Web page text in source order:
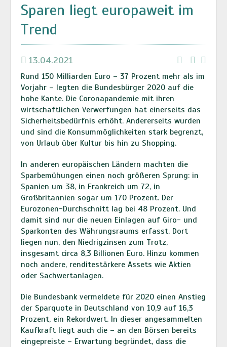
Sparen liegt europaweit im
Trend
13.04.2021
Rund 150 Milliarden Euro – 37 Prozent mehr als im
Vorjahr – legten die Bundesbürger 2020 auf die
hohe Kante. Die Coronapandemie mit ihren
wirtschaftlichen Verwerfungen hat einerseits das
Sicherheitsbedürfnis erhöht. Andererseits wurden
und sind die Konsummöglichkeiten stark begrenzt,
von Urlaub über Kultur bis hin zu Shopping.
In anderen europäischen Ländern machten die
Sparbemühungen einen noch größeren Sprung: in
Spanien um 38, in Frankreich um 72, in
Großbritannien sogar um 170 Prozent. Der
Eurozonen-Durchschnitt lag bei 48 Prozent. Und
damit sind nur die neuen Einlagen auf Giro- und
Sparkonten des Währungsraums erfasst. Dort
liegen nun, den Niedrigzinsen zum Trotz,
insgesamt circa 8,3 Billionen Euro. Hinzu kommen
noch andere, renditestärkere Assets wie Aktien
oder Sachwertanlagen.
Die Bundesbank vermeldete für 2020 einen Anstieg
der Sparquote in Deutschland von 10,9 auf 16,3
Prozent, ein Rekordwert. In dieser angesammelten
Kaufkraft liegt auch die – an den Börsen bereits
eingepreiste – Erwartung begründet, dass die